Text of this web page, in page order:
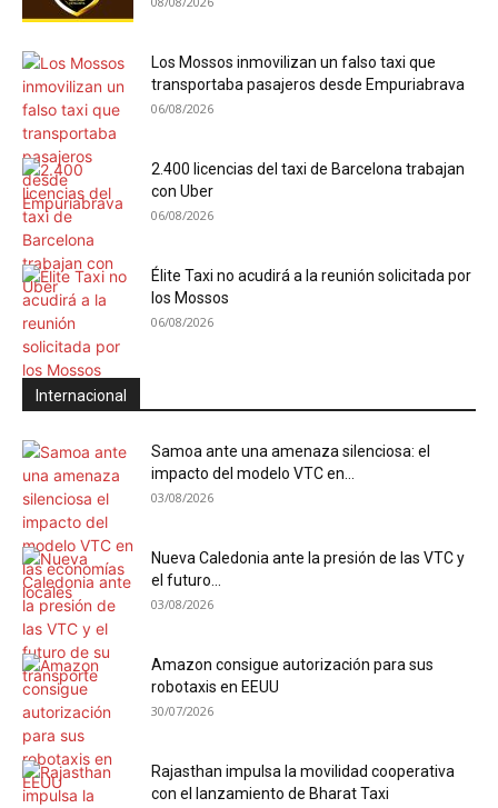
Los Mossos inmovilizan un falso taxi que
transportaba pasajeros desde Empuriabrava
06/08/2026
2.400 licencias del taxi de Barcelona trabajan
con Uber
06/08/2026
Élite Taxi no acudirá a la reunión solicitada por
los Mossos
06/08/2026
Internacional
Samoa ante una amenaza silenciosa: el
impacto del modelo VTC en...
03/08/2026
Nueva Caledonia ante la presión de las VTC y
el futuro...
03/08/2026
Amazon consigue autorización para sus
robotaxis en EEUU
30/07/2026
Rajasthan impulsa la movilidad cooperativa
con el lanzamiento de Bharat Taxi